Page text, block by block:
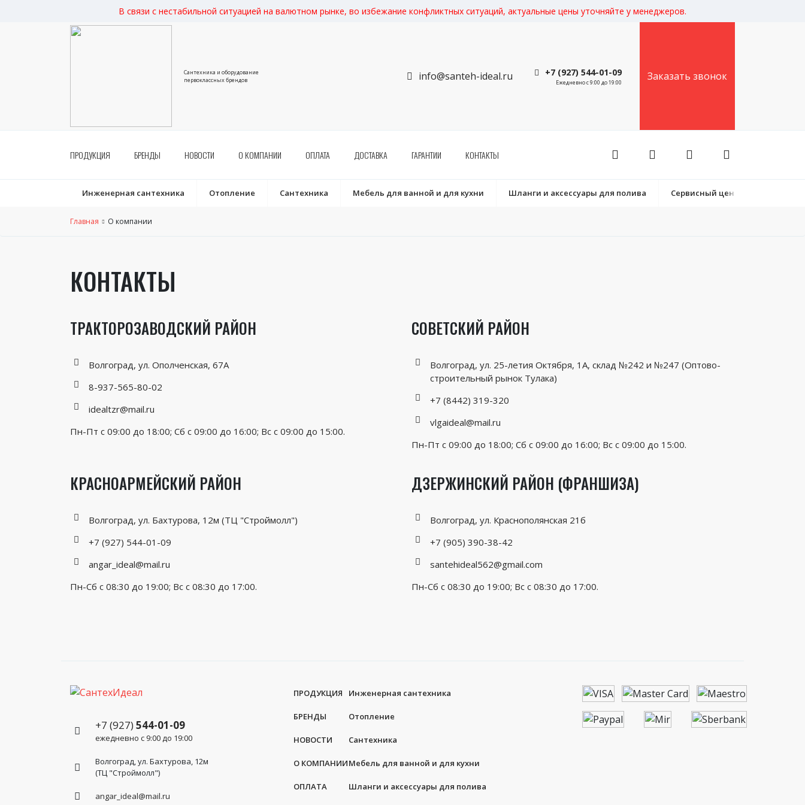
В связи с нестабильной ситуацией на валютном рынке, во избежание конфликтных ситуаций, актуальные цены уточняйте у менеджеров.
Сантехника и оборудование
первоклассных брендов
info@santeh-ideal.ru +7 (927) 544-01-09
Ежедневно с 9:00 до 19:00 Заказать звонок
ПРОДУКЦИЯ БРЕНДЫ НОВОСТИ О КОМПАНИИ ОПЛАТА ДОСТАВКА ГАРАНТИИ КОНТАКТЫ
Инженерная сантехника Отопление Сантехника Мебель для ванной и для кухни Шланги и аксессуары для полива Сервисный центр
Главная О компании
КОНТАКТЫ
ТРАКТОРОЗАВОДСКИЙ РАЙОН
Волгоград, ул. Ополченская, 67А
8-937-565-80-02
idealtzr@mail.ru
Пн-Пт с 09:00 до 18:00; Сб с 09:00 до 16:00; Вс с 09:00 до 15:00.
СОВЕТСКИЙ РАЙОН
Волгоград, ул. 25-летия Октября, 1А, склад №242 и №247 (Оптово-
строительный рынок Тулака)
+7 (8442) 319-320
vlgaideal@mail.ru
Пн-Пт с 09:00 до 18:00; Сб с 09:00 до 16:00; Вс с 09:00 до 15:00.
КРАСНОАРМЕЙСКИЙ РАЙОН
Волгоград, ул. Бахтурова, 12м (ТЦ "Строймолл")
+7 (927) 544-01-09
angar_ideal@mail.ru
Пн-Сб с 08:30 до 19:00; Вс с 08:30 до 17:00.
ДЗЕРЖИНСКИЙ РАЙОН (ФРАНШИЗА)
Волгоград, ул. Краснополянская 21б
+7 (905) 390-38-42
santehideal562@gmail.com
Пн-Сб с 08:30 до 19:00; Вс с 08:30 до 17:00.
+7 (927)544-01-09
ежедневно с 9:00 до 19:00
Волгоград, ул. Бахтурова, 12м
(ТЦ "Строймолл")
angar_ideal@mail.ru
ПРОДУКЦИЯ
БРЕНДЫ
НОВОСТИ
О КОМПАНИИ
ОПЛАТА
Инженерная сантехника
Отопление
Сантехника
Мебель для ванной и для кухни
Шланги и аксессуары для полива